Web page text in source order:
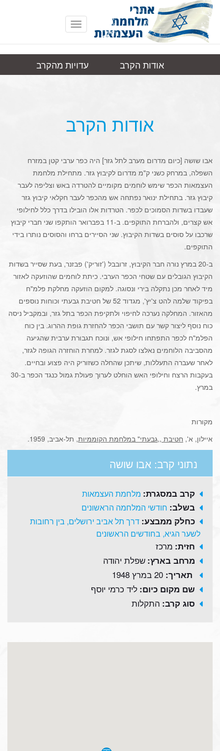
Toggle
navigation
אבו
אודות הקרב
עדויות מהקרב
אודות הקרב
אבו שושה [כיום מדרום מערב לתל גזר] היה כפר ערבי קטן במזרח
השפלה, במרחק כשני ק"מ מדרום לקיבוץ גזר. מתחילת מלחמת
העצמאות הכפר שימש לוחמים מקומיים להטרדה באש וצליפה לעבר
קיבוץ גזר. בתחילת ינואר נפתחה אש מהכפר לעבר חקלאי קיבוץ גזר
שעבדו בשדות הסמוכים לכפר. הטרדות אלו הובילו בדרך כלל לחילופי
אש קצרים, ולהברחת התוקפים. ב-11 בפברואר הותקפו שני חברי קיבוץ
שרכבו על סוסים בשדות הקיבוץ. שני הסיירים ברחו והסוסים נותרו בידי
התוקפים.
ב-20 במרץ נורה חבר הקיבוץ, זרובבל ('זוריק') פבזנר, בעת שסייר בשדות
הקיבוץ הגובלים עם שטחי הכפר הערבי. כיתת לוחמים שהוזעקה לאזור
מיד לאחר מכן נתקלה בירי ונסוגה. למקום הוזעקה מחלקת פלמ"ח
בפיקוד שלמה להט צ'יץ', מגדוד 52 של חטיבת גבעתי וכוחות נוספים
מהאזור. המחלקה נערכה לחיפוי ולתקיפת הכפר בתל גזר, ובמקביל ניסה
כוח נוסף ליצור קשר עם תושבי הכפר להחזרת גופת ההרוג. בין כוח
הפלמ"ח לכפר התפתחו חילופי אש, ונוכח תגבורת ערבית שהגיעה
מהסביבה הלוחמים נאלצו לסגת לגזר. למחרת הוחזרה הגופה לגזר,
לאחר שעברה התעללות, שיתכן שהחלה כשזוריק היה פצוע ובחיים.
בעקבות הרצח וחילופי האש הוחלט לערוך פעולת גמול כנגד הכפר ב-30
במרץ.
מקורות
איילון, א', חטיבת ,,גבעתי" במלחמת הקוממיות, תל-אביב, 1959.
נתוני קרב: אבו שושה
קרב במסגרת: מלחמת העצמאות
בשלב: חודשי המלחמה הראשונים
כחלק ממבצע: דרך תל אביב ירושלים, בין רחובות
לשער הגיא, בחודשים הראשונים
חזית: מרכז
מרחב בארץ: שפלת יהודה
תאריך: 20 במרץ 1948
שם מקום כיום: ליד כרמי יוסף
סוג קרב: התקלות